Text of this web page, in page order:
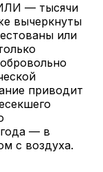
— тысячи
вычеркнуты
или
приводит
— в
с воздуха.